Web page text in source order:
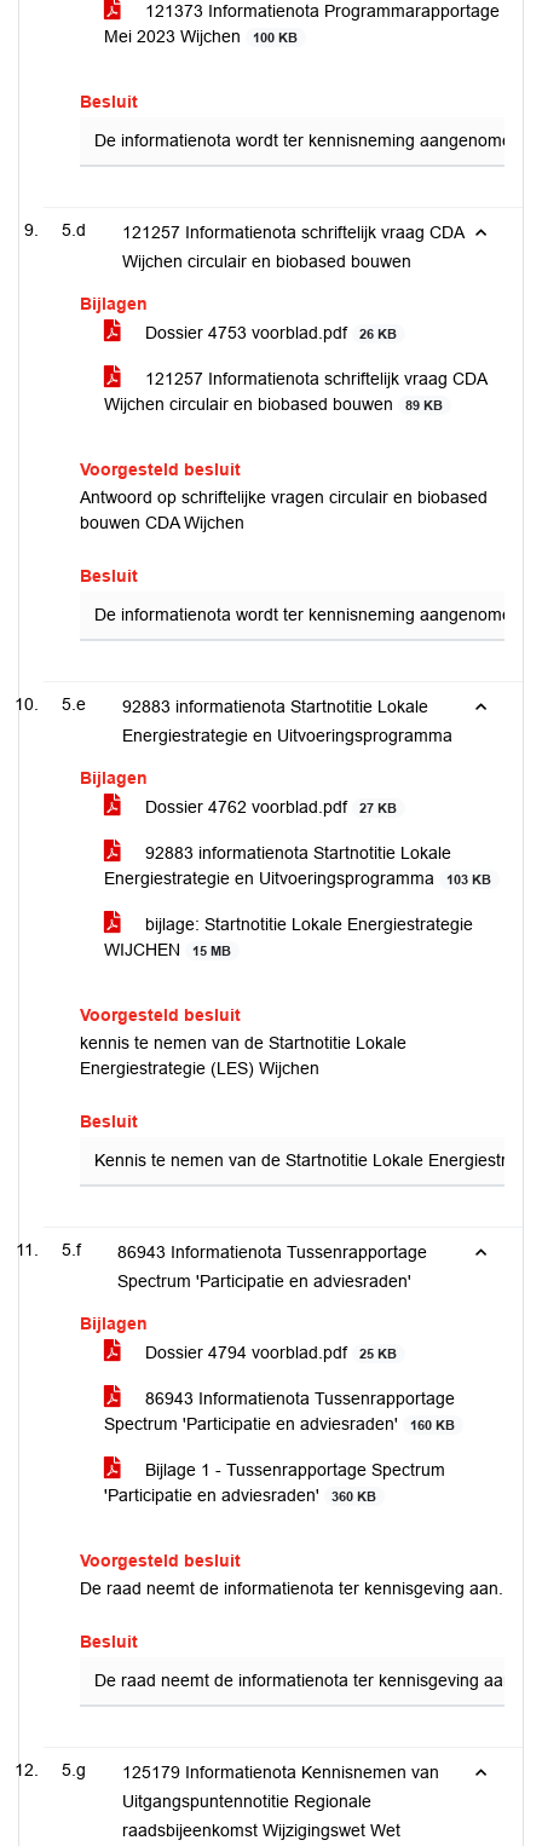
121373 Informatienota Programmarapportage
Mei 2023 Wijchen
100 KB
Besluit
De informatienota wordt ter kennisneming aangenomen.
5.d
121257 Informatienota schriftelijk vraag CDA
Wijchen circulair en biobased bouwen
Bijlagen
Dossier 4753 voorblad.pdf
26 KB
121257 Informatienota schriftelijk vraag CDA
Wijchen circulair en biobased bouwen
89 KB
Voorgesteld besluit
Antwoord op schriftelijke vragen circulair en biobased
bouwen CDA Wijchen
Besluit
De informatienota wordt ter kennisneming aangenomen.
5.e
92883 informatienota Startnotitie Lokale
Energiestrategie en Uitvoeringsprogramma
Bijlagen
Dossier 4762 voorblad.pdf
27 KB
92883 informatienota Startnotitie Lokale
Energiestrategie en Uitvoeringsprogramma
103 KB
bijlage: Startnotitie Lokale Energiestrategie
WIJCHEN
15 MB
Voorgesteld besluit
kennis te nemen van de Startnotitie Lokale
Energiestrategie (LES) Wijchen
Besluit
Kennis te nemen van de Startnotitie Lokale
5.f
86943 Informatienota Tussenrapportage
Spectrum 'Participatie en adviesraden'
Bijlagen
Dossier 4794 voorblad.pdf
25 KB
86943 Informatienota Tussenrapportage
Spectrum 'Participatie en adviesraden'
160 KB
Bijlage 1 - Tussenrapportage Spectrum
'Participatie en adviesraden'
360 KB
Voorgesteld besluit
De raad neemt de informatienota ter kennisgeving aan.
Besluit
De raad neemt de informatienota ter kennisgeving aan.
5.g
125179 Informatienota Kennisnemen van
Uitgangspuntennotitie Regionale
raadsbijeenkomst Wijzigingswet Wet